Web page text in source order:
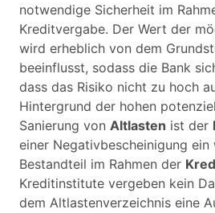
notwendige Sicherheit im
Kreditvergabe. Der Wert der
wird erheblich von dem
beeinflusst, sodass die Bank
dass das Risiko nicht zu hoch
Hintergrund der hohen
Sanierung von Altlasten ist der
einer Negativbescheinigung
Bestandteil im Rahmen der
Kreditinstitute vergeben kein
dem Altlastenverzeichnis eine